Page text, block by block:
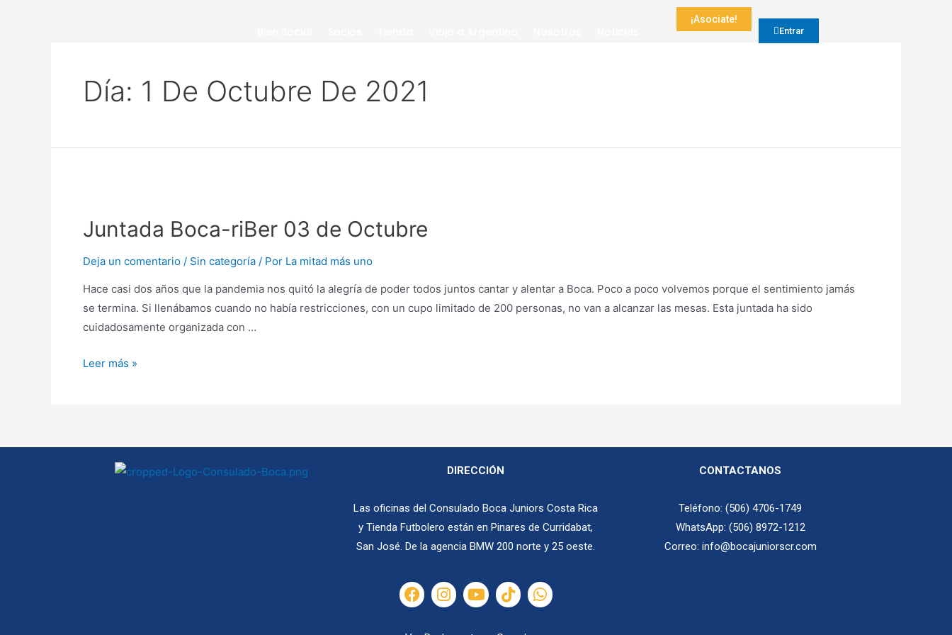
¡Asociate!
Entrar
Día: 1 De Octubre De 2021
Juntada Boca-riBer 03 de Octubre
Deja un comentario / Sin categoría / Por La mitad más uno
Hace casi dos años que la pandemia nos quitó la alegría de poder todos juntos cantar y alentar a Boca. Poco a poco volvemos porque el sentimiento jamás
se termina. Si llenábamos cuando no había restricciones, con un cupo limitado de 200 personas, no van a alcanzar las mesas. Esta juntada ha sido
cuidadosamente organizada con …
Leer más »
DIRECCIÓN
Las oficinas del Consulado Boca Juniors Costa Rica
y Tienda Futbolero están enPinares de Curridabat,
San José.De la agencia BMW 200 norte y 25 oeste.
CONTACTANOS
Teléfono: (506) 4706-1749
WhatsApp: (506) 8972-1212
Correo: info@bocajuniorscr.com